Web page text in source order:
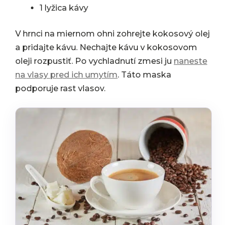
1 lyžica kávy
V hrnci na miernom ohni zohrejte kokosový olej
a pridajte kávu. Nechajte kávu v kokosovom
oleji rozpustiť. Po vychladnutí zmesi ju naneste
na vlasy pred ich umytím. Táto maska
podporuje rast vlasov.